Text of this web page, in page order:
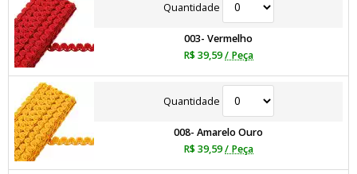
Quantidade
003- Vermelho
R$ 39,59/ Peça
Quantidade
008- Amarelo Ouro
R$ 39,59/ Peça